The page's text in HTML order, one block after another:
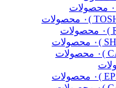
۰ محصولات
۰ محصولات
۰ محصولات
۰ محصولات
۰ محصولات
۰ محصولات